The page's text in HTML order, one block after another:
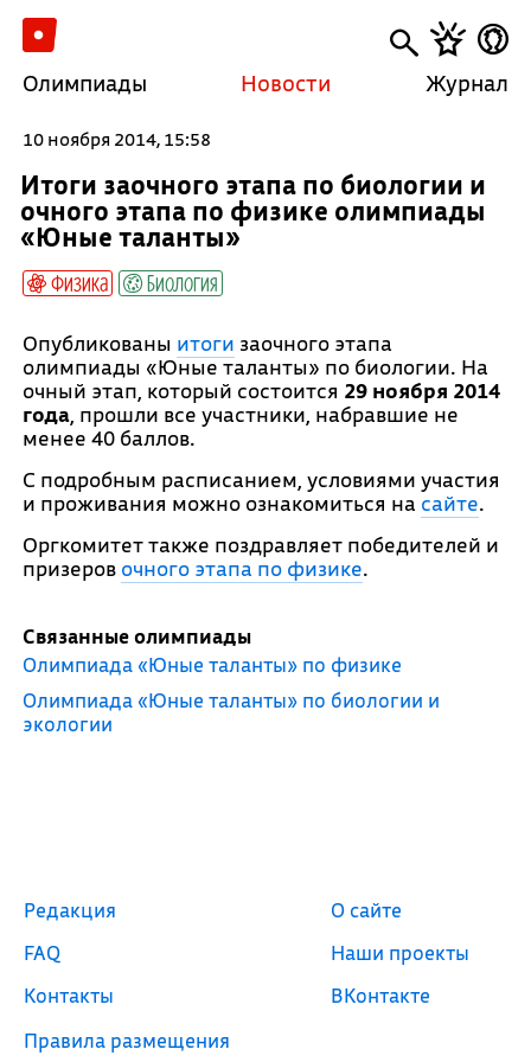
Олимпиады Новости Журнал
10 ноября 2014, 15:58
Итоги заочного этапа по биологии и
очного этапа по физике олимпиады
«Юные таланты»
Физика Биология
Опубликованы итоги заочного этапа
олимпиады «Юные таланты» по биологии. На
очный этап, который состоится 29 ноября 2014
года, прошли все участники, набравшие не
менее 40 баллов.
С подробным расписанием, условиями участия
и проживания можно ознакомиться на сайте.
Оргкомитет также поздравляет победителей и
призеров очного этапа по физике.
Связанные олимпиады
Олимпиада «Юные таланты» по физике
Олимпиада «Юные таланты» по биологии и
экологии
Редакция
FAQ
Контакты
Правила размещения
О сайте
Наши проекты
ВКонтакте